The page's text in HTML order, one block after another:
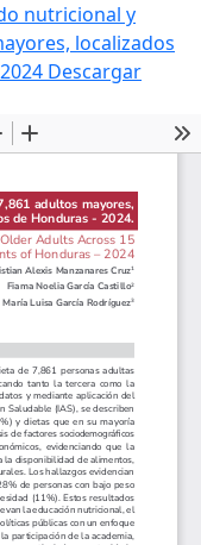
nutricional y
localizados
Descargar